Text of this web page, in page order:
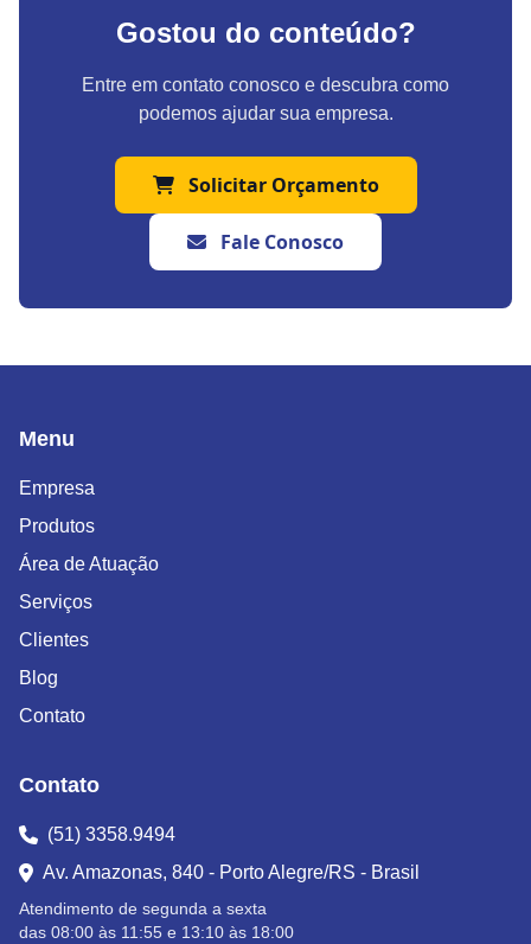
Gostou do conteúdo?
Entre em contato conosco e descubra como
podemos ajudar sua empresa.
Solicitar Orçamento
Fale Conosco
Menu
Empresa
Produtos
Área de Atuação
Serviços
Clientes
Blog
Contato
Contato
(51) 3358.9494
Av. Amazonas, 840 - Porto Alegre/RS - Brasil
Atendimento de segunda a sexta
das 08:00 às 11:55 e 13:10 às 18:00